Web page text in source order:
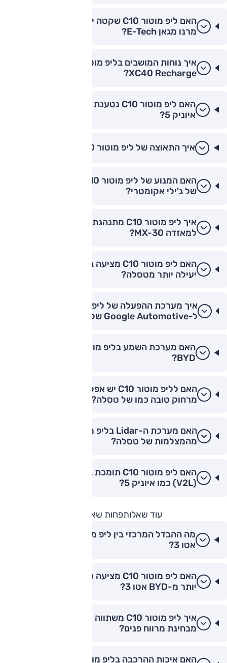
האם ליפ מוטור C10 שקטה יותר בנסיעה מהירה
מרנו מגאן E-Tech?
XC40 Recharge?
האם ליפ מוטור C10 נטענת מהר יותר מיונדאי
איוניק 5?
איך התאוצה של ליפ מוטור C10 לעומת קיה EV6?
של ג'ילי אקומטרי?
איך ליפ מוטור C10 מתנהגת בסיבובים בהשוואה
למאזדה MX-30?
האם ליפ מוטור C10 מציעה בלימה רגנרטיבית
יעילה יותר מטסלה?
ל-Google Automotive של וולוו?
BYD?
האם לליפ מוטור C10 יש אפליקציה לשליטה
מרחוק טובה כמו של טסלה?
מהמצלמות של טסלה?
האם ליפ מוטור C10 תומכת בטעינה דו-כיוונית
(V2L) כמו איוניק 5?
עוד שאלותפחות שאלות
אטו 3?
האם ליפ מוטור C10 מציעה טכנולוגיה מתקדמת
יותר מ-BYD אטו 3?
מבחינת מרווח פנים?